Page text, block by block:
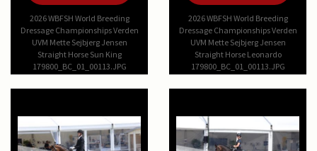
2026 WBFSH World Breeding
Dressage Championships Verden
UVM Mette Sejbjerg Jensen
Straight Horse Sun King
179800_BC_01_00113.JPG
2026 WBFSH World Breeding
Dressage Championships Verden
UVM Mette Sejbjerg Jensen
Straight Horse Leonardo
179800_BC_01_00113.JPG